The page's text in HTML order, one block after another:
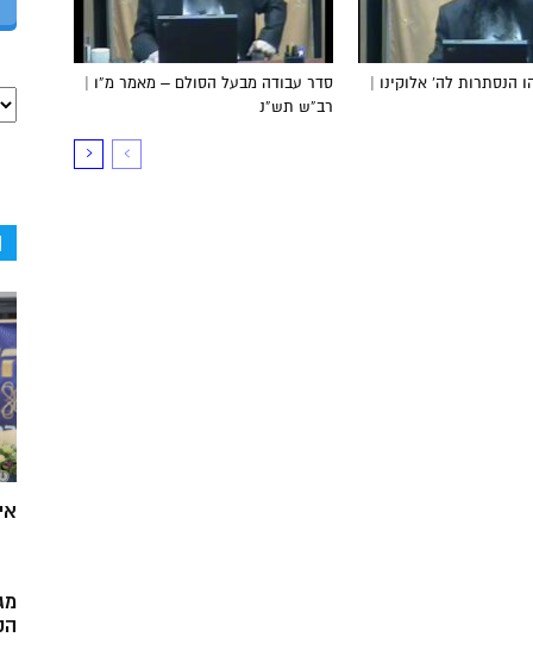
סדר עבודה מבעל הסולם – מאמר מ”ו |
רב”ש תש”נ
הנסתרות לה’ אלוקינו |